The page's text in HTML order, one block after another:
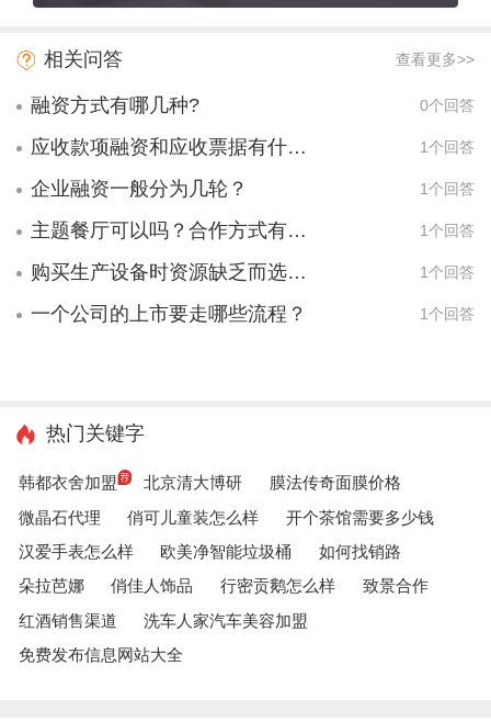
相关问答 查看更多>>
融资方式有哪几种? 0个回答
应收款项融资和应收票据有什么区别？ 1个回答
企业融资一般分为几轮？ 1个回答
主题餐厅可以吗？合作方式有几种 1个回答
购买生产设备时资源缺乏而选择合作该怎么出具凭证 1个回答
一个公司的上市要走哪些流程？ 1个回答
热门关键字
韩都衣舍加盟 北京清大博研
膜法传奇面膜价格
微晶石代理
俏可儿童装怎么样
开个茶馆需要多少钱
汉爱手表怎么样
欧美净智能垃圾桶
如何找销路
朵拉芭娜
俏佳人饰品 行密贡鹅怎么样
致景合作
红酒销售渠道
洗车人家汽车美容加盟
免费发布信息网站大全